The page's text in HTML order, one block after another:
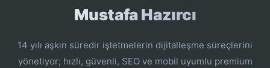
Mustafa Hazırcı
14 yılı aşkın süredir işletmelerin dijitalleşme süreçlerini
yönetiyor; hızlı, güvenli, SEO ve mobil uyumlu premium